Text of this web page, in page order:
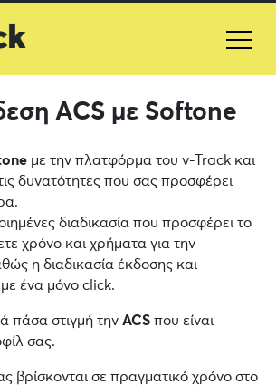
ACS με Softone
με την πλατφόρμα του v-Track και
δυνατότητες που σας προσφέρει
διαδικασία που προσφέρει το
χρόνο και χρήματα για την
η διαδικασία έκδοσης και
ένα μόνο click.
πάσα στιγμή την ACS που είναι
σας.
βρίσκονται σε πραγματικό χρόνο στο